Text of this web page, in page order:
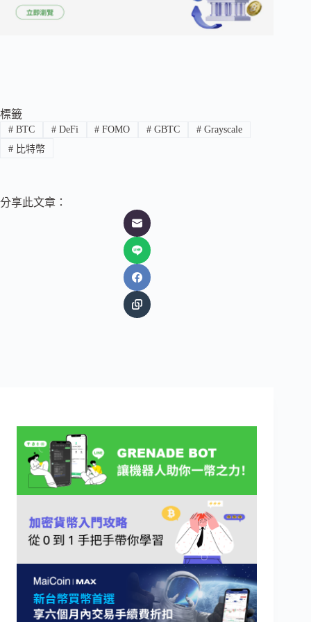
標籤
#BTC #DeFi # FOMO # GBTC # Grayscale
#比特幣
分享此文章：